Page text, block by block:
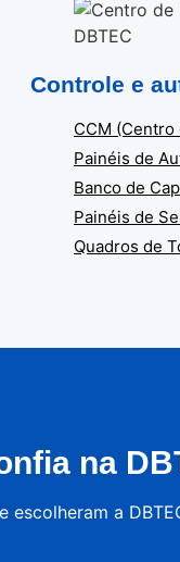
Controle e
CCM
Painéis de
Banco de
Painéis de
Quadros de
na
escolheram a